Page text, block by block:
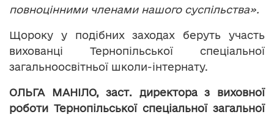
повноцінними членами нашого суспільства».
Щороку у подібних заходах беруть участь
вихованці Тернопільської спеціальної
загальноосвітньої школи-інтернату.
ОЛЬГА МАНІЛО, заст. директора з виховної
роботи Тернопільської спеціальної загальної